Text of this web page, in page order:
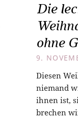
Die
ohne
9.
Diesen
niemand
ihnen ist,
brechen